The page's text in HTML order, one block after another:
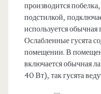
производится
подстилкой,
используется обычная
Ослабленные гусята
помещении. В
включается обычная
40 Вт), так гусята